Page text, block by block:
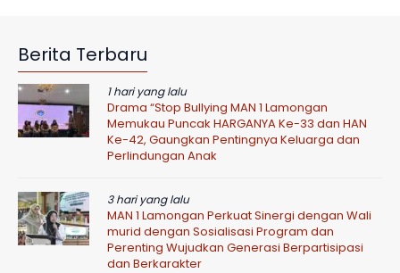
Berita Terbaru
1 hari yang lalu
Drama “Stop Bullying MAN 1 Lamongan
Memukau Puncak HARGANYA Ke-33 dan HAN
Ke-42, Gaungkan Pentingnya Keluarga dan
Perlindungan Anak
3 hari yang lalu
MAN 1 Lamongan Perkuat Sinergi dengan Wali
murid dengan Sosialisasi Program dan
Perenting Wujudkan Generasi Berpartisipasi
dan Berkarakter